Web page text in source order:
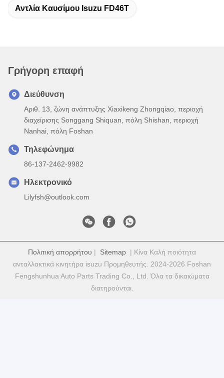
Αντλία Καυσίμου Isuzu FD46T
Γρήγορη επαφή
Διεύθυνση
Αριθ. 13, ζώνη ανάπτυξης Xiaxikeng Zhongqiao, περιοχή
διαχείρισης Songgang Shiquan, πόλη Shishan, περιοχή
Nanhai, πόλη Foshan
Τηλεφώνημα
86-137-2462-9982
Ηλεκτρονικό
Lilyfsh@outlook.com
Πολιτική απορρήτου | Sitemap | Κίνα Καλή ποιότητα
ανταλλακτικά κινητήρα isuzu Προμηθευτής. 2024-2026 Foshan
Fengshunhua Auto Parts Trading Co., Ltd. Όλα τα δικαιώματα
διατηρούνται.